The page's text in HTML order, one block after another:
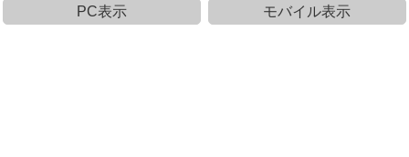
PC表示 モバイル表示